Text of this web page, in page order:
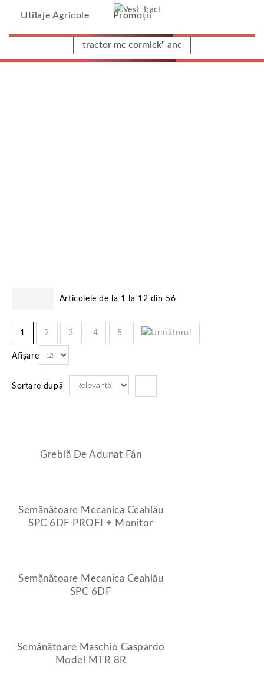
Utilaje Agricole Promoții
Articolele de la 1 la 12 din 56
1 2 3 4 5
Afișare
Sortare după
Greblă De Adunat Fân
Semănătoare Mecanica Ceahlău
SPC 6DF PROFI + Monitor
Semănătoare Mecanica Ceahlău
SPC 6DF
Semănătoare Maschio Gaspardo
Model MTR 8R